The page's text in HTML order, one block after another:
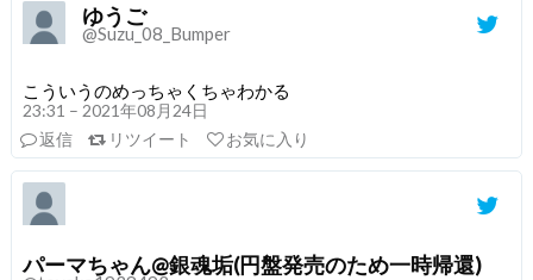
ゆうご
@Suzu_08_Bumper
こういうのめっちゃくちゃわかる
23:31 – 2021年08月24日
返信
リツイート お気に入り
パーマちゃん@銀魂垢(円盤発売のため一時帰還)